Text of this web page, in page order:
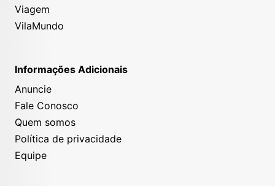
Viagem
VilaMundo
Informações Adicionais
Anuncie
Fale Conosco
Quem somos
Política de privacidade
Equipe